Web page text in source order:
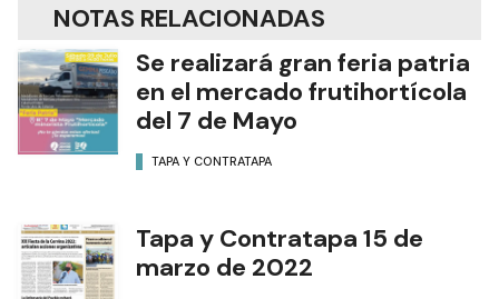
NOTAS RELACIONADAS
Se realizará gran feria patria
en el mercado frutihortícola
del 7 de Mayo
TAPA Y CONTRATAPA
Tapa y Contratapa 15 de
marzo de 2022